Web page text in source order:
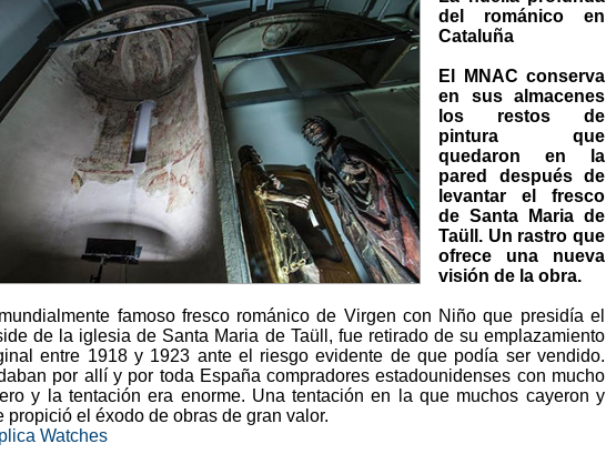
del románico en
Cataluña
El MNAC conserva
en sus almacenes
los restos de
pintura que
quedaron en la
pared después de
levantar el fresco
de Santa Maria de
Taüll. Un rastro que
ofrece una nueva
visión de la obra.
famoso fresco románico de Virgen con Niño que presidía el
de la iglesia de Santa Maria de Taüll, fue retirado de su emplazamiento
entre 1918 y 1923 ante el riesgo evidente de que podía ser vendido.
por allí y por toda España compradores estadounidenses con mucho
y la tentación era enorme. Una tentación en la que muchos cayeron y
propició el éxodo de obras de gran valor.
Watches